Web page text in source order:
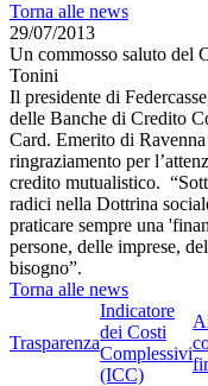
Torna alle news
29/07/2013
Un commosso saluto del
Tonini
Il presidente di
delle Banche di Credito
Card. Emerito di
ringraziamento per
credito mutualistico.
radici nella Dottrina
praticare sempre una
persone, delle imprese,
bisogno”.
Torna alle news
Trasparenza
Indicatore
dei Costi
Complessivi
(ICC)